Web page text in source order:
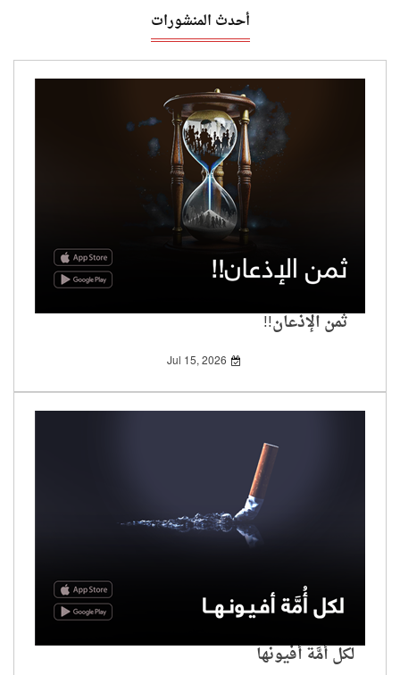
أحدث المنشورات
ثمن الإذعان!!
Jul 15, 2026
لكل أُمَّة أفيونها